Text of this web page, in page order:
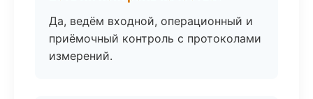
Да, ведём входной, операционный и
приёмочный контроль с протоколами
измерений.